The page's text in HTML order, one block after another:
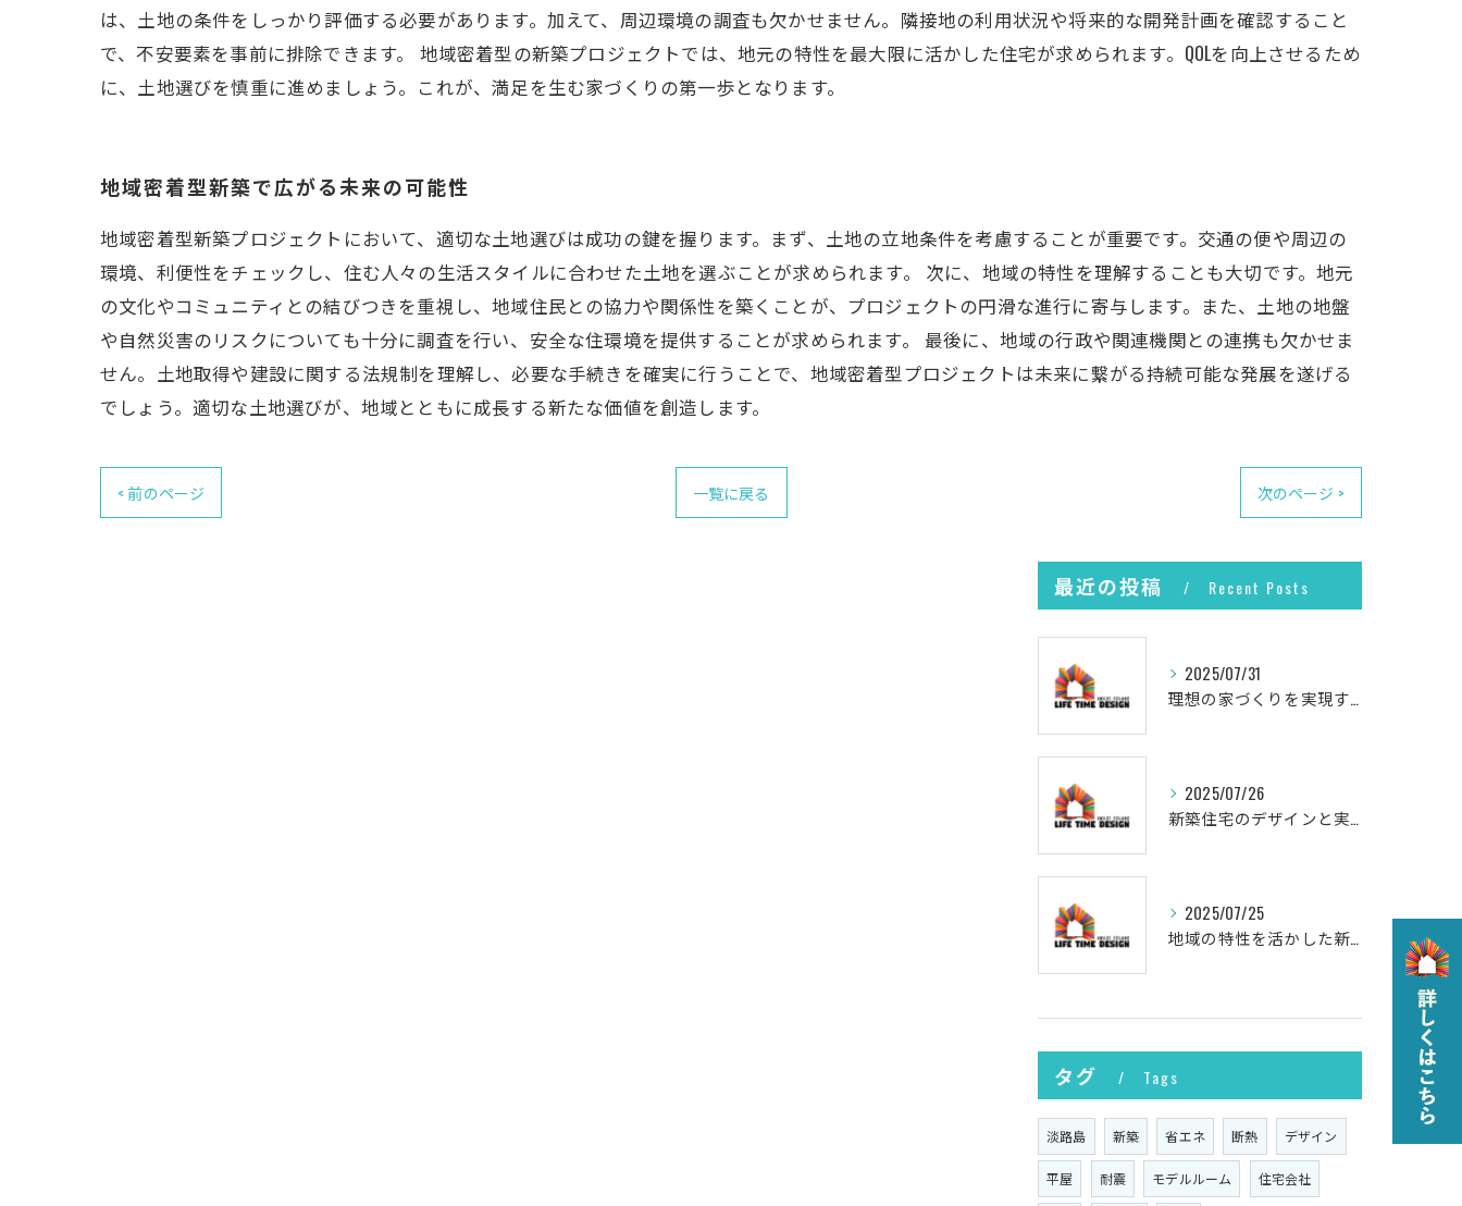
は、土地の条件をしっかり評価する必要があります。加えて、周辺環境の調査も欠かせません。隣接地の利用状況や将来的な開発計画を確認すること
で、不安要素を事前に排除できます。 地域密着型の新築プロジェクトでは、地元の特性を最大限に活かした住宅が求められます。QOLを向上させるため
に、土地選びを慎重に進めましょう。これが、満足を生む家づくりの第一歩となります。
地域密着型新築で広がる未来の可能性
地域密着型新築プロジェクトにおいて、適切な土地選びは成功の鍵を握ります。まず、土地の立地条件を考慮することが重要です。交通の便や周辺の
環境、利便性をチェックし、住む人々の生活スタイルに合わせた土地を選ぶことが求められます。 次に、地域の特性を理解することも大切です。地元
の文化やコミュニティとの結びつきを重視し、地域住民との協力や関係性を築くことが、プロジェクトの円滑な進行に寄与します。また、土地の地盤
や自然災害のリスクについても十分に調査を行い、安全な住環境を提供することが求められます。 最後に、地域の行政や関連機関との連携も欠かせま
せん。土地取得や建設に関する法規制を理解し、必要な手続きを確実に行うことで、地域密着型プロジェクトは未来に繋がる持続可能な発展を遂げる
でしょう。適切な土地選びが、地域とともに成長する新たな価値を創造します。
< 前のページ 一覧に戻る 次のページ >
最近の投稿 Recent Posts
2025/07/31
理想の家づくりを実現するプロセス
2025/07/26
新築住宅のデザインと実現
2025/07/25
地域の特性を活かした新築の土地選び
タグ Tags
淡路島 新築 省エネ 断熱 デザイン
平屋 耐震 モデルルーム 住宅会社